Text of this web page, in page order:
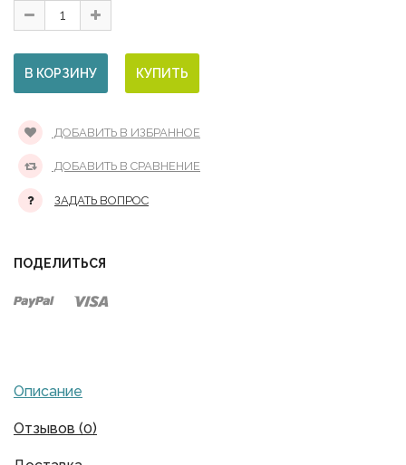
ДОБАВИТЬ В ИЗБРАННОЕ
ДОБАВИТЬ В СРАВНЕНИЕ
ЗАДАТЬ ВОПРОС
ПОДЕЛИТЬСЯ
Описание
Отзывов (0)